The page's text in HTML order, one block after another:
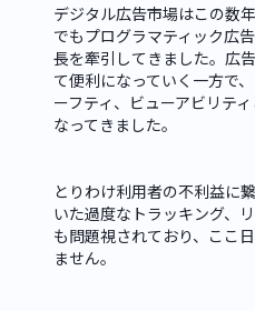
デジタル広告市場はこの数
でもプログラマティック広
長を牽引してきました。広
て便利になっていく一方で
ーフティ、ビューアビリテ
なってきました。
とりわけ利用者の不利益に
いた過度なトラッキング、
も問題視されており、ここ
ません。